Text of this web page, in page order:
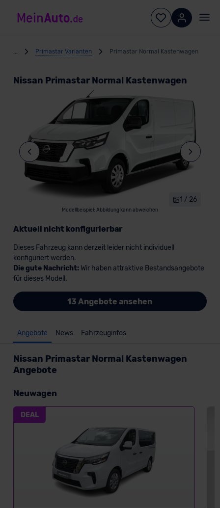
Primastar Varianten Primastar Normal Kastenwagen
Nissan Primastar Normal Kastenwagen
Modellbeispiel: Abbildung kann abweichen
1 / 26
Aktuell nicht konfigurierbar
Dieses Fahrzeug kann derzeit leider nicht individuell
konfiguriert werden.
Die gute Nachricht: Wir haben attraktive Bestandsangebote
für dieses Modell.
13 Angebote ansehen
Angebote News Fahrzeuginfos
Nissan Primastar Normal Kastenwagen
Angebote
Neuwagen
DEAL